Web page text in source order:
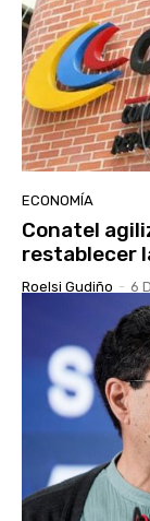
ECONOMÍA
Conatel
restablecer
Roelsi Gudiño - 6